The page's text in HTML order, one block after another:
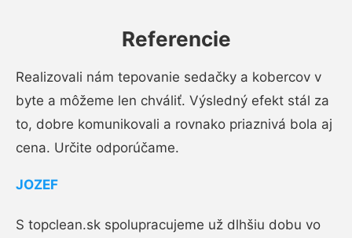
Referencie
Realizovali nám tepovanie sedačky a kobercov v
byte a môžeme len chváliť. Výsledný efekt stál za
to, dobre komunikovali a rovnako priaznivá bola aj
cena. Určite odporúčame.
JOZEF
S topclean.sk spolupracujeme už dlhšiu dobu vo